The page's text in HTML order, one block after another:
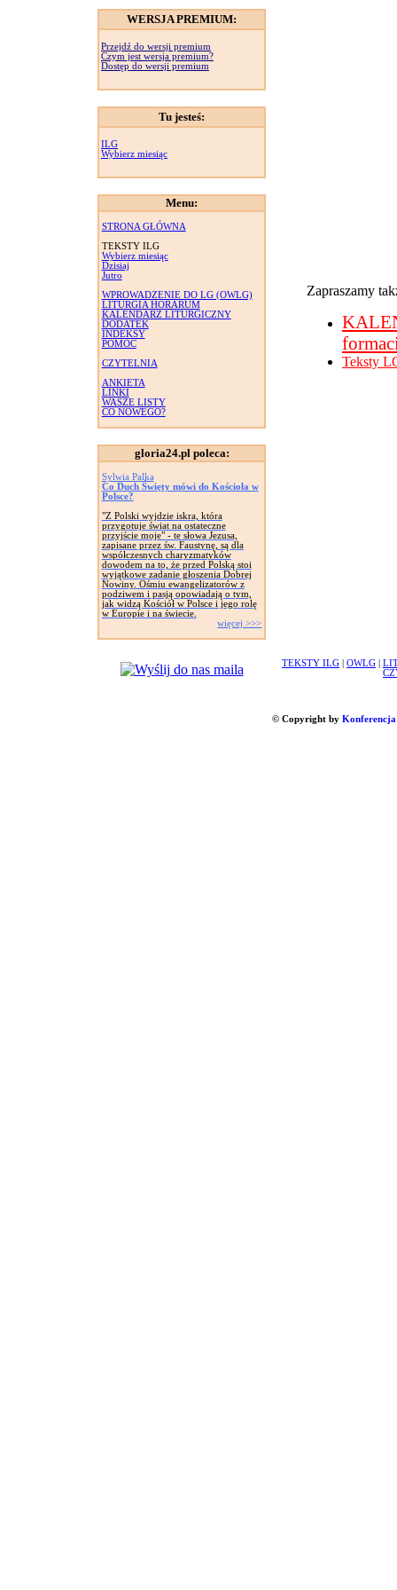
WERSJA PREMIUM:
Przejdź do wersji premium
Czym jest wersja premium?
Dostęp do wersji premium
Tu jesteś:
ILG
Wybierz miesiąc
Menu:
STRONA GŁÓWNA
TEKSTY ILG
Wybierz miesiąc
Dzisiaj
Jutro
WPROWADZENIE DO LG (OWLG)
LITURGIA HORARUM
KALENDARZ LITURGICZNY
DODATEK
INDEKSY
POMOC
CZYTELNIA
ANKIETA
LINKI
WASZE LISTY
CO NOWEGO?
gloria24.pl poleca:
Sylwia Palka
Co Duch Święty mówi do Kościoła w
Polsce?
"Z Polski wyjdzie iskra, która
przygotuje świat na ostateczne
przyjście moje" - te słowa Jezusa,
zapisane przez św. Faustynę, są dla
współczesnych charyzmatyków
dowodem na to, że przed Polską stoi
wyjątkowe zadanie głoszenia Dobrej
Nowiny. Ośmiu ewangelizatorów z
podziwem i pasją opowiadają o tym,
jak widzą Kościół w Polsce i jego rolę
w Europie i na świecie.
więcej >>>
Zapraszamy
Teksty
TEKSTY ILG OWLG
© Copyright by Konferencja